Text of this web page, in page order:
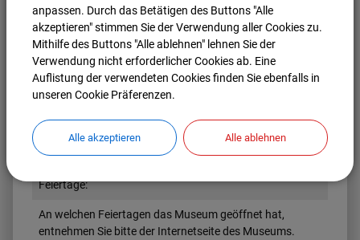
Montag:
Dienstag: geschlossen
Mittwoch: 09:30 Uhr bis 16:00 Uhr
Freitag: 09:30 Uhr bis 16:00 Uhr
Feiertage:
An welchen Feiertagen das Museum geöffnet hat,
entnehmen Sie bitte der Internetseite des Museums.
anpassen. Durch das Betätigen des Buttons "Alle
akzeptieren" stimmen Sie der Verwendung aller Cookies zu.
Mithilfe des Buttons "Alle ablehnen" lehnen Sie der
Verwendung nicht erforderlicher Cookies ab. Eine
Auflistung der verwendeten Cookies finden Sie ebenfalls in
unseren Cookie Präferenzen.
Alle akzeptieren Alle ablehnen